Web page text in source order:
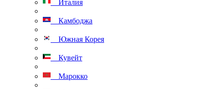
Италия
Камбоджа
Южная Корея
Кувейт
Марокко